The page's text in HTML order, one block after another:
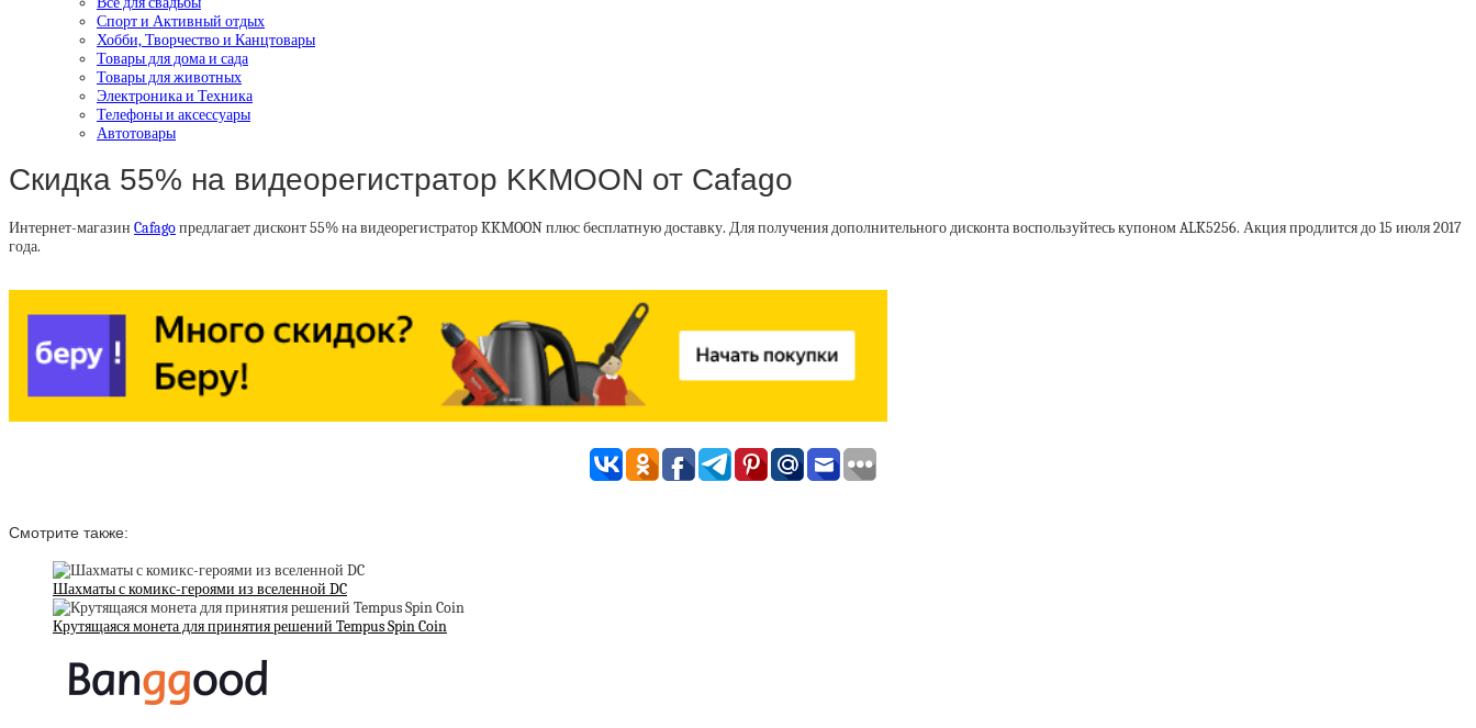
Спорт и Активный отдых
Хобби, Творчество и Канцтовары
Товары для дома и сада
Товары для животных
Электроника и Техника
Телефоны и аксессуары
Автотовары
Скидка 55% на видеорегистратор KKMOON от Cafago
Интернет-магазин Cafagoпредлагает дисконт 55% на видеорегистратор KKMOON плюс бесплатную доставку. Для получения дополнительного дисконта воспользуйтесь купоном ALK5256. Акция продлится до 15 июля 2017
года.
Смотрите также:
Шахматы с комикс-героями из вселенной DC
Крутящаяся монета для принятия решений Tempus Spin Coin